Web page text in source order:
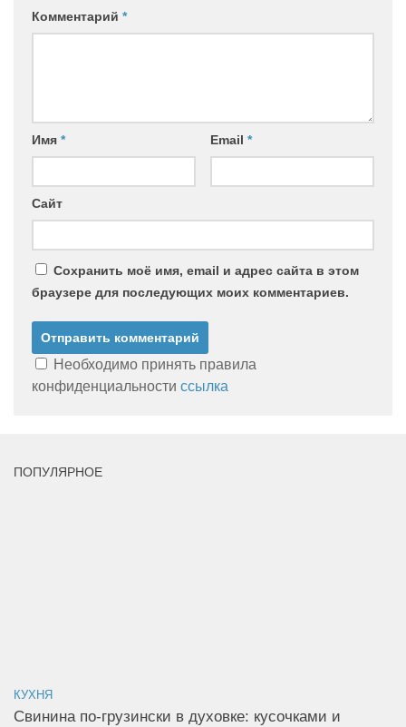
Комментарий *
Имя * Email *
Сайт
Сохранить моё имя, email и адрес сайта в этом
браузере для последующих моих комментариев.
Необходимо принять правила
конфиденциальности ссылка
ПОПУЛЯРНОЕ
КУХНЯ
Свинина по-грузински в духовке: кусочками и